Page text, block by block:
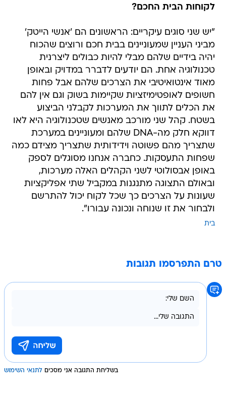
לקוחות הבית החכם?
"יש שני סוגים עיקריים: הראשונים הם 'אנשי הייטק'
מביני העניין שמעוניינים בבית חכם ורוצים שהכוח
יהיה בידיים שלהם מבלי להיות כבולים ליצרנית
טכנולוגיה אחת. הם יודעים לדברר במדויק ובאופן
מאוד אינטואיטיבי את הצרכים שלהם אבל פחות
חשופים לאופטימיזציות שקיימות בשוק וגם אין להם
את הכלים לתווך את המערכות לקבלני הביצוע
בשטח. קהל שני מורכב מאנשים שטכנולוגיה היא לאו
דווקא חלק מה-DNA שלהם ומעוניינים במערכת
שתצריך מהם פשוטה וידידותית שתצריך מצידם כמה
שפחות התעסקות. כחברה אנחנו מסוגלים לספק
באופן אבסולוטי לשני הקהלים האלה מערכות,
ובאולם התצוגה מתנגנות במקביל שתי אפליקציות
שעונות על הצרכים כך שכל לקוח יכול להתרשם
ולבחור את זו שנוחה ונכונה עבורו".
בית
טרם התפרסמו תגובות
בשליחת התגובה אני מסכים לתנאי השימוש